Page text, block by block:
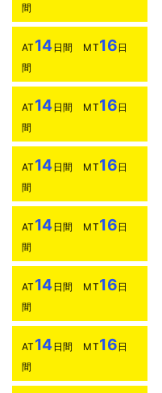
間
AT 14日間 MT16日
間
AT 14日間 MT16日
間
AT 14日間 MT16日
間
AT 14日間 MT16日
間
AT 14日間 MT16日
間
AT 14日間 MT16日
間